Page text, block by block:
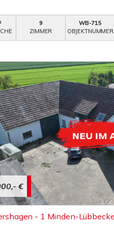
9
ZIMMER
WB-715
OBJEKTNUMMER
€
- 1 Minden-